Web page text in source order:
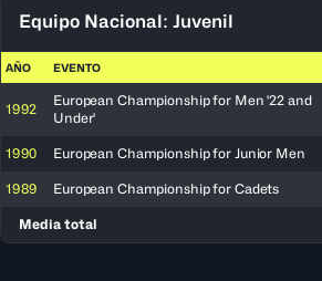
Equipo Nacional: Juvenil
AÑO EVENTO
1992
European Championship for Men '22 and
Under'
1990 European Championship for Junior Men
1989 European Championship for Cadets
Media total